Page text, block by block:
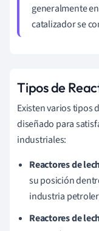
generalmente
catalizador se
Tipos de
Existen varios tipos
diseñado para
industriales:
Reactores de
su posición
industria
Reactores de